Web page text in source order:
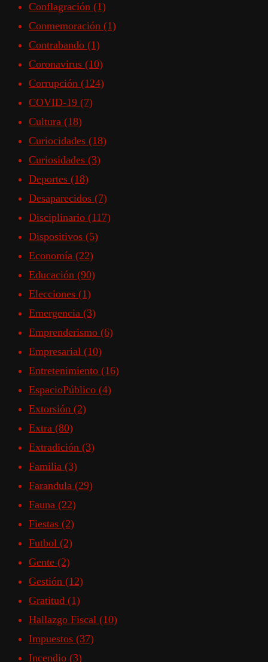
Conflagración (1)
Conmemoración (1)
Contrabando (1)
Coronavirus (10)
Corrupción (124)
COVID-19 (7)
Cultura (18)
Curiocidades (18)
Curiosidades (3)
Deportes (18)
Desaparecidos (7)
Disciplinario (117)
Dispositivos (5)
Economía (22)
Educación (90)
Elecciones (1)
Emergencia (3)
Emprenderismo (6)
Empresarial (10)
Entretenimiento (16)
EspacioPúblico (4)
Extorsión (2)
Extra (80)
Extradición (3)
Familia (3)
Farandula (29)
Fauna (22)
Fiestas (2)
Futbol (2)
Gente (2)
Gestión (12)
Gratitud (1)
Hallazgo Fiscal (10)
Impuestos (37)
Incendio (3)